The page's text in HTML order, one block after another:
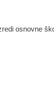
osnovne